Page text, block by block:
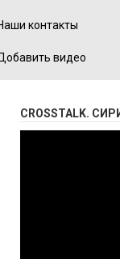
контакты
видео
CROSSTALK.